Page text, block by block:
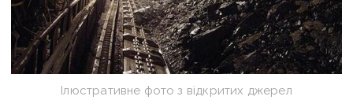
Ілюстративне фото з відкритих джерел